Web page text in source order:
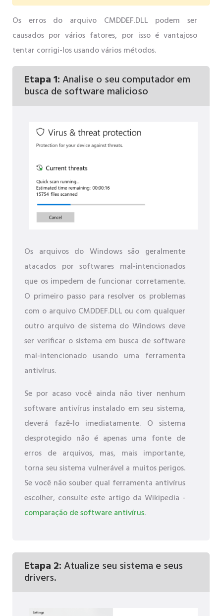
Os erros do arquivo CMDDEF.DLL podem ser
causados ​​por vários fatores, por isso é vantajoso
tentar corrigi-los usando vários métodos.
Etapa 1:Analise o seu computador em
busca de software malicioso
Os arquivos do Windows são geralmente
atacados por softwares mal-intencionados
que os impedem de funcionar corretamente.
O primeiro passo para resolver os problemas
com o arquivo CMDDEF.DLL ou com qualquer
outro arquivo de sistema do Windows deve
ser verificar o sistema em busca de software
mal-intencionado usando uma ferramenta
antivírus.
Se por acaso você ainda não tiver nenhum
software antivírus instalado em seu sistema,
deverá fazê-lo imediatamente. O sistema
desprotegido não é apenas uma fonte de
erros de arquivos, mas, mais importante,
torna seu sistema vulnerável a muitos perigos.
Se você não souber qual ferramenta antivírus
escolher, consulte este artigo da Wikipedia -
comparação de software antivírus.
Etapa 2:Atualize seu sistema e seus
drivers.